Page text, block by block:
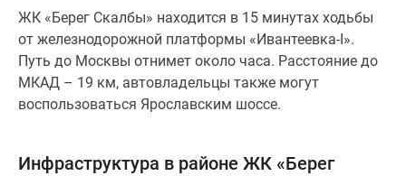
ЖК «Берег Скалбы» находится в 15 минутах ходьбы
от железнодорожной платформы «Ивантеевка-I».
Путь до Москвы отнимет около часа. Расстояние до
МКАД – 19 км, автовладельцы также могут
воспользоваться Ярославским шоссе.
Инфраструктура в районе ЖК «Берег